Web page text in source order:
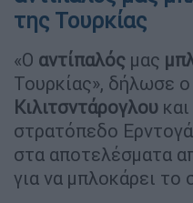
της Τουρκίας
«Ο αντίπαλός μας
Τουρκίας», δήλωσε ο
Κιλιτσντάρογλου
στρατόπεδο
στα αποτελέσματα
για να μπλοκάρει το